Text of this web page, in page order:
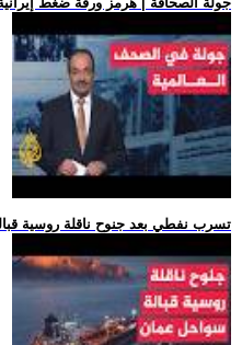
.. تسرب نفطي بعد جنوح ناقلة روسية